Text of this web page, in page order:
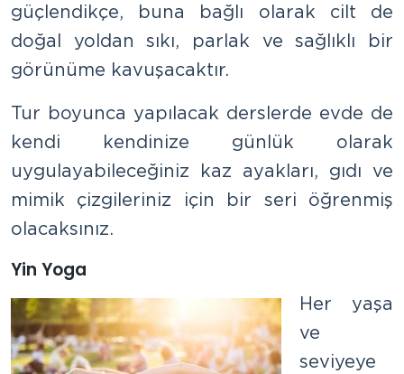
güçlendikçe, buna bağlı olarak cilt de
doğal yoldan sıkı, parlak ve sağlıklı bir
görünüme kavuşacaktır.
Tur boyunca yapılacak derslerde evde de
kendi kendinize günlük olarak
uygulayabileceğiniz kaz ayakları, gıdı ve
mimik çizgileriniz için bir seri öğrenmiş
olacaksınız.
Yin Yoga
Her yaşa
ve
seviyeye